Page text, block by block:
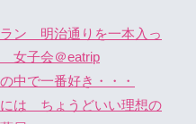
ン 明治通りを一本入っ
女子会＠eatrip
中で一番好き・・・
には ちょうどいい理想の